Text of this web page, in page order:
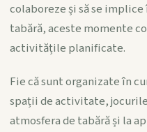
colaboreze și să se
tabără, aceste momente
activitățile planificate.
Fie că sunt organizate în
spații de activitate,
atmosfera de tabără și la